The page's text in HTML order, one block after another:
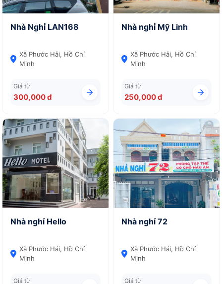
Nhà Nghỉ LAN168
Xã Phước Hải, Hồ Chí
Minh
Giá từ
300,000 đ
Nhà nghỉ Mỹ Linh
Xã Phước Hải, Hồ Chí
Minh
Giá từ
250,000 đ
Nhà nghỉ Hello
Xã Phước Hải, Hồ Chí
Minh
Giá từ
Nhà nghỉ 72
Xã Phước Hải, Hồ Chí
Minh
Giá từ